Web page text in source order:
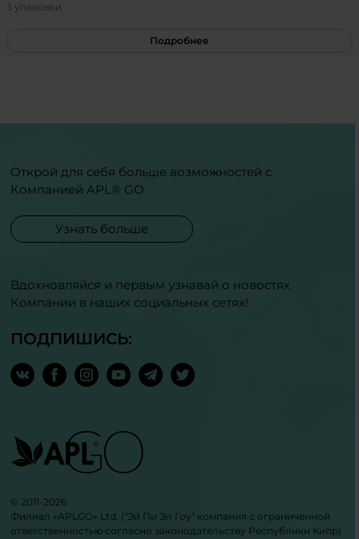
3 упаковки
Подробнее
Открой для себя больше возможностей с
Компанией APL® GO
Узнать больше
Вдохновляйся и первым узнавай о новостях
Компании в наших социальных сетях!
ПОДПИШИСЬ:
© 2011-2026
Филиал «APLGO» Ltd. ("Эй Пи Эл Гоу" компания с ограниченной
ответственностью согласно законодательству Республики Кипр)